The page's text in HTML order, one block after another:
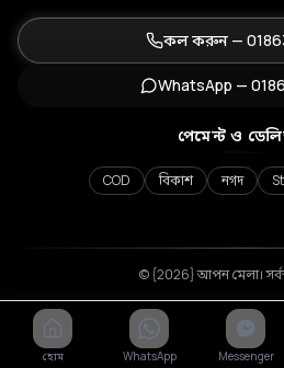
কল করুন —
WhatsApp —
পেমেন্ট ও
COD বিকাশ নগদ
© {2026} আপন মেলা।
হোম WhatsApp Messenger